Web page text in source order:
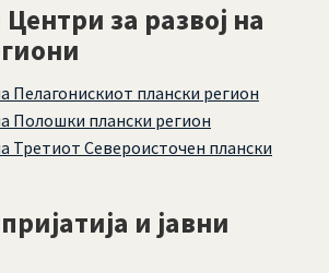
за развој на
Пелагонискиот плански регион
Полошки плански регион
Третиот Североисточен плански
и јавни